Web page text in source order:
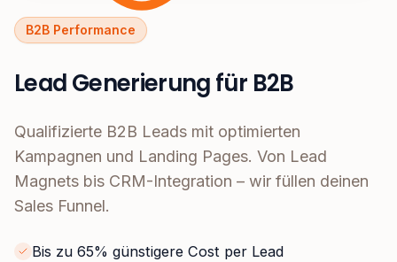
B2B Performance
Lead Generierung für B2B
Qualifizierte B2B Leads mit optimierten
Kampagnen und Landing Pages. Von Lead
Magnets bis CRM-Integration – wir füllen deinen
Sales Funnel.
Bis zu 65% günstigere Cost per Lead